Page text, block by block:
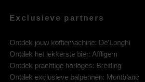
Exclusieve partners
Ontdek jouw koffiemachine: De’Longhi
Ontdek het lekkerste bier: Affligem
Ontdek prachtige horloges: Breitling
Ontdek exclusieve balpennen: Montblanc